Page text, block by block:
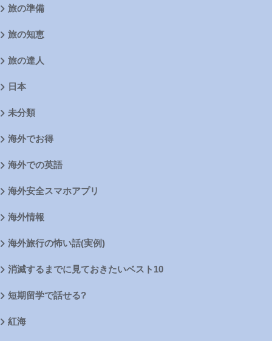
旅の準備
旅の知恵
旅の達人
日本
未分類
海外でお得
海外での英語
海外安全スマホアプリ
海外情報
海外旅行の怖い話(実例)
消滅するまでに見ておきたいベスト10
短期留学で話せる?
紅海